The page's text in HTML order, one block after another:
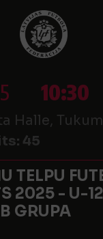
10:30
Halle,
45
TELPU
2025 - U-12
GRUPA